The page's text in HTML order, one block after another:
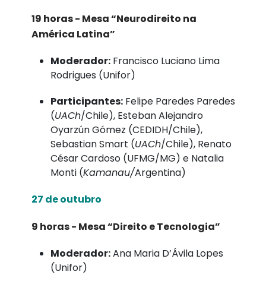
19 horas - Mesa “Neurodireito na
América Latina”
Moderador:Francisco Luciano Lima
Rodrigues (Unifor)
Participantes:Felipe Paredes Paredes
(UACh/Chile), Esteban Alejandro
Oyarzún Gómez (CEDIDH/Chile),
Sebastian Smart (UACh/Chile), Renato
César Cardoso (UFMG/MG) e Natalia
Monti (Kamanau/Argentina)
27 de outubro
9 horas - Mesa “Direito e Tecnologia”
Moderador:Ana Maria D’Ávila Lopes
(Unifor)